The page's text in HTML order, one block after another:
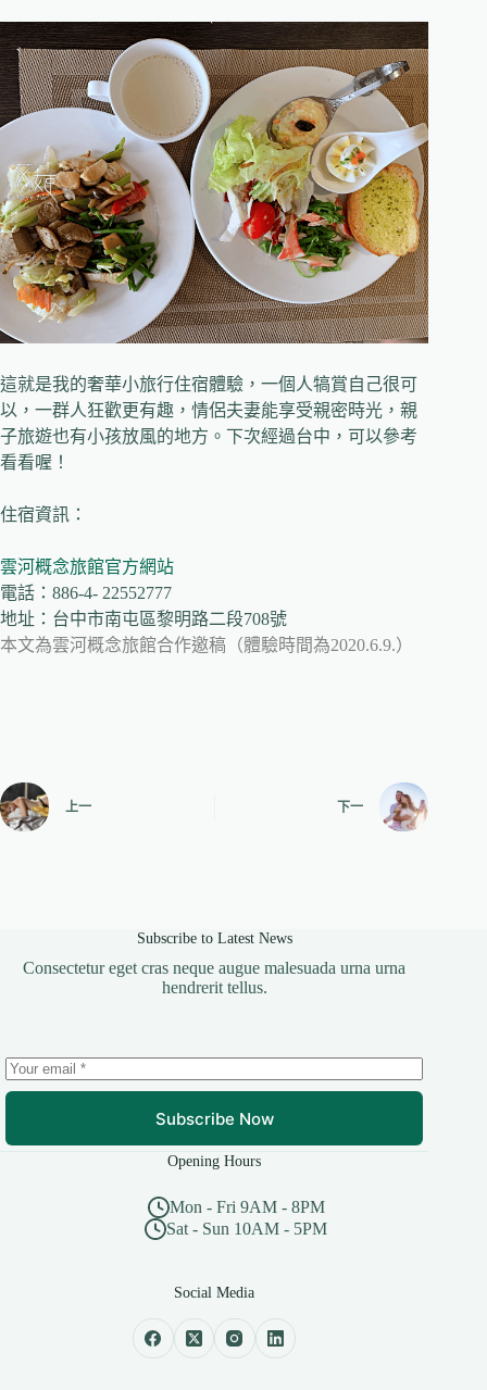
這就是我的奢華小旅行住宿體驗，一個人犒賞自己很可
以，一群人狂歡更有趣，情侶夫妻能享受親密時光，親
子旅遊也有小孩放風的地方。下次經過台中，可以參考
看看喔！
住宿資訊：
雲河概念旅館官方網站
電話：886-4- 22552777
地址：台中市南屯區黎明路二段708號
本文為雲河概念旅館合作邀稿（體驗時間為2020.6.9.）
上一 下一
Subscribe to Latest News
Consectetur eget cras neque augue malesuada urna urna
hendrerit tellus.
Subscribe Now
Opening Hours
Mon - Fri 9AM - 8PM
Sat - Sun 10AM - 5PM
Social Media